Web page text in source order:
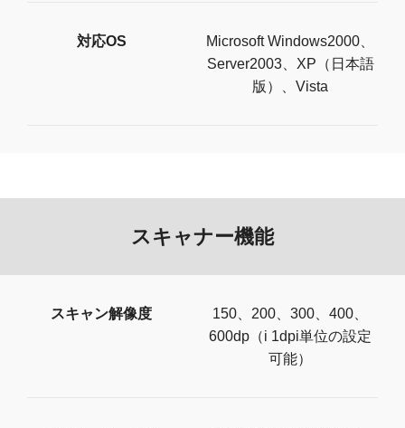
対応OS
Microsoft Windows2000、
Server2003、XP（日本語
版）、Vista
スキャナー機能
スキャン解像度
150、200、300、400、
600dp（i 1dpi単位の設定
可能）